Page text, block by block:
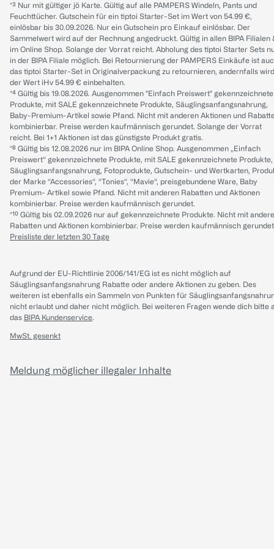
*³ Nur mit gültiger jö Karte. Gültig auf alle PAMPERS Windeln, Pants und
Feuchttücher. Gutschein für ein tiptoi Starter-Set im Wert von 54.99 €,
einlösbar bis 30.09.2026. Nur ein Gutschein pro Einkauf einlösbar. Der
Sammelwert wird auf der Rechnung angedruckt. Gültig in allen BIPA Filialen
im Online Shop. Solange der Vorrat reicht. Abholung des tiptoi Starter Sets
in der BIPA Filiale möglich. Bei Retournierung der PAMPERS Einkäufe ist
das tiptoi Starter-Set in Originalverpackung zu retournieren, andernfalls wird
der Wert iHv 54.99 € einbehalten.
*⁴ Gültig bis 19.08.2026. Ausgenommen "Einfach Preiswert" gekennzeichnete
Produkte, mit SALE gekennzeichnete Produkte, Säuglingsanfangsnahrung,
Baby-Premium-Artikel sowie Pfand. Nicht mit anderen Aktionen und
kombinierbar. Preise werden kaufmännisch gerundet. Solange der Vorrat
reicht. Bei 1+1 Aktionen ist das günstigste Produkt gratis.
*⁸ Gültig bis 12.08.2026 nur im BIPA Online Shop. Ausgenommen „Einfach
Preiswert“ gekennzeichnete Produkte, mit SALE gekennzeichnete Produkte,
Säuglingsanfangsnahrung, Fotoprodukte, Gutschein- und Wertkarten,
der Marke “Accessories“, “Tonies“, “Mavie“, preisgebundene Ware, Baby
Premium- Artikel sowie Pfand. Nicht mit anderen Rabatten und Aktionen
kombinierbar. Preise werden kaufmännisch gerundet.
*¹⁰ Gültig bis 02.09.2026 nur auf gekennzeichnete Produkte. Nicht mit
Rabatten und Aktionen kombinierbar. Preise werden kaufmännisch
Preisliste der letzten 30 Tage
Aufgrund der EU-Richtlinie 2006/141/EG ist es nicht möglich auf
Säuglingsanfangsnahrung Rabatte oder andere Aktionen zu geben. Des
weiteren ist ebenfalls ein Sammeln von Punkten für
nicht erlaubt und daher nicht möglich. Bei weiteren Fragen wende dich bitte
das BIPA Kundenservice.
MwSt. gesenkt
Meldung möglicher illegaler Inhalte